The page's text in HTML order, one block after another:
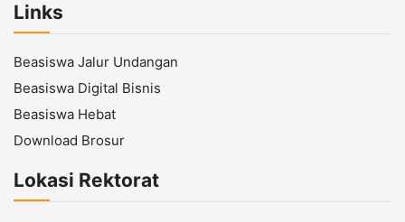
Links
Beasiswa Jalur Undangan
Beasiswa Digital Bisnis
Beasiswa Hebat
Download Brosur
Lokasi Rektorat